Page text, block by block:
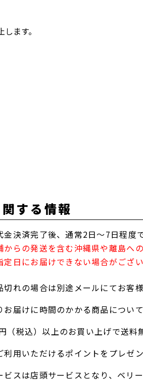
ます。
する情報
金決済完了後、通常2日～7日程度
からの発送を含む沖縄県や離島へ
定日にお届けできない場合がござ
れの場合は別途メールにてお客様
届けに時間のかかる商品につい
税込）以上のお買い上げで送料
用いただけるポイントをプレゼ
スは店頭サービスとなり、ベリ